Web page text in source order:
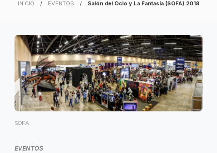
INICIO EVENTOS Salón del Ocio y La Fantasía (SOFA) 2018
SOFA
EVENTOS